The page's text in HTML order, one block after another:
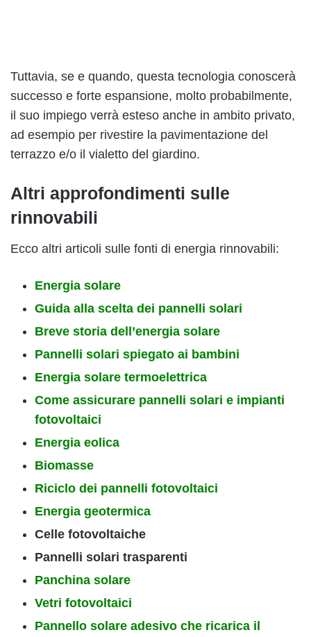
Tuttavia, se e quando, questa tecnologia conoscerà
successo e forte espansione, molto probabilmente,
il suo impiego verrà esteso anche in ambito privato,
ad esempio per rivestire la pavimentazione del
terrazzo e/o il vialetto del giardino.
Altri approfondimenti sulle
rinnovabili
Ecco altri articoli sulle fonti di energia rinnovabili:
Energia solare
Guida alla scelta dei pannelli solari
Breve storia dell’energia solare
Pannelli solari spiegato ai bambini
Energia solare termoelettrica
Come assicurare pannelli solari e impianti
fotovoltaici
Energia eolica
Biomasse
Riciclo dei pannelli fotovoltaici
Energia geotermica
Celle fotovoltaiche
Pannelli solari trasparenti
Panchina solare
Vetri fotovoltaici
Pannello solare adesivo che ricarica il